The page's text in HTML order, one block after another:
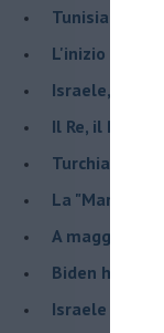
Tunisia
L'inizio del
Israele,
Il Re, il Primo
Turchia al
La "Marcia
A maggio le
Biden ha
Israele